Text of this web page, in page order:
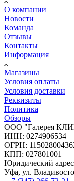
О компании
Новости
Команда
Отзывы
Контакты
Информация
Магазины
Условия оплаты
Условия доставки
Реквизиты
Политика
Обзоры
ООО "Галерея
ИНН: 0274906534
ОГРН:
КПП: 027801001
Юридический
Уфа, ул.